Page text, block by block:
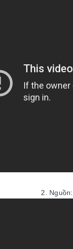
2. Nguồn: